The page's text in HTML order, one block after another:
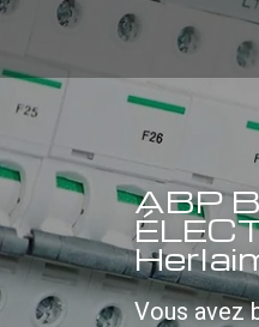
ABP
Vous avez